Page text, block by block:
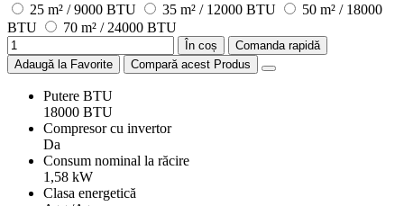
25 m² / 9000 BTU
35 m² / 12000 BTU
50 m² / 18000
BTU
70 m² / 24000 BTU
În coș
Comanda rapidă
Adaugă la Favorite
Compară acest Produs
Putere BTU
18000 BTU
Compresor cu invertor
Da
Consum nominal la răcire
1,58 kW
Clasa energetică